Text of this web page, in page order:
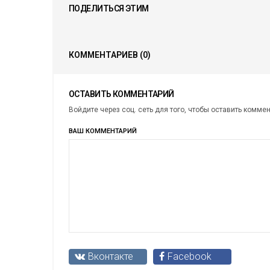
ПОДЕЛИТЬСЯ ЭТИМ
КОММЕНТАРИЕВ (0)
ОСТАВИТЬ КОММЕНТАРИЙ
Войдите через соц. сеть для того, чтобы оставить
ВАШ КОММЕНТАРИЙ
Вконтакте Facebook